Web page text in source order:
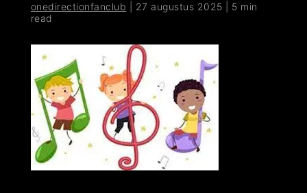
onedirectionfanclub 27 augustus 2025
5 min
read